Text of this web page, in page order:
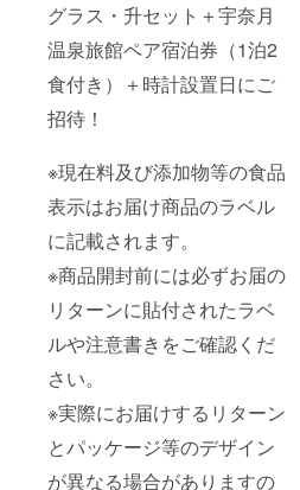
グラス・升セット＋宇奈月
温泉旅館ペア宿泊券（1泊2
食付き）＋時計設置日にご
招待！
※現在料及び添加物等の食品
表示はお届け商品のラベル
に記載されます。
※商品開封前には必ずお届の
リターンに貼付されたラベ
ルや注意書きをご確認くだ
さい。
※実際にお届けするリターン
とパッケージ等のデザイン
が異なる場合がありますの